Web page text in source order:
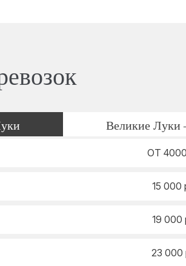
Великие Луки
ОТ
15 000
19 000
23 000